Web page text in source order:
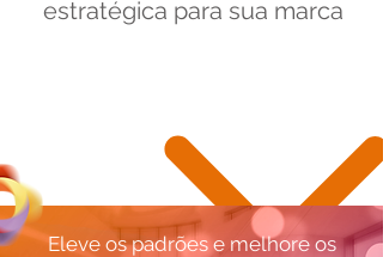
estratégica para sua marca
Eleve os padrões e melhore os